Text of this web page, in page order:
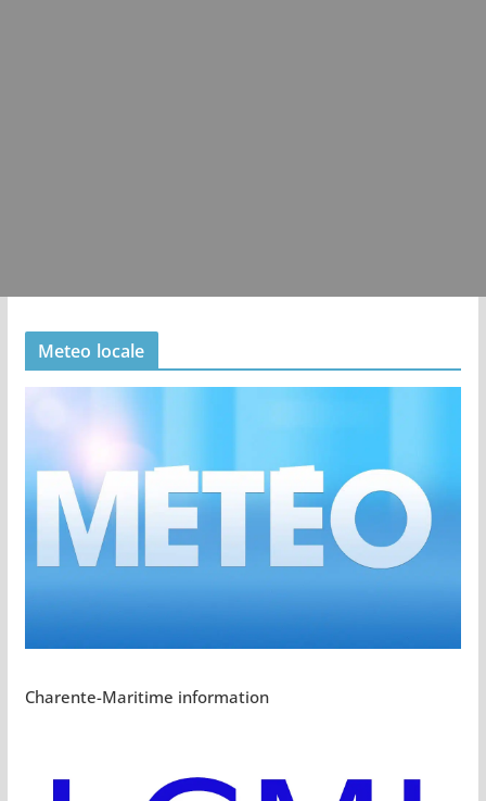
Meteo locale
Charente-Maritime information